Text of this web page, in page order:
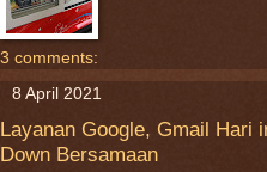
3 comments:
8 April 2021
Layanan Google, Gmail Hari
Down Bersamaan